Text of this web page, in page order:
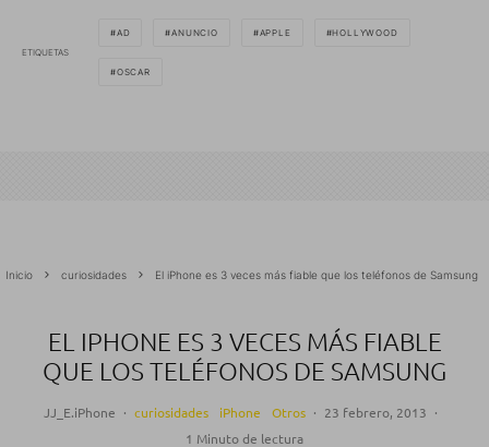
ETIQUETAS
AD ANUNCIO APPLE HOLLYWOOD
OSCAR
Inicio curiosidades El iPhone es 3 veces más fiable que los teléfonos de Samsung
EL IPHONE ES 3 VECES MÁS FIABLE
QUE LOS TELÉFONOS DE SAMSUNG
JJ_E.iPhone · curiosidades iPhone Otros · 23 febrero, 2013 ·
1 Minuto de lectura